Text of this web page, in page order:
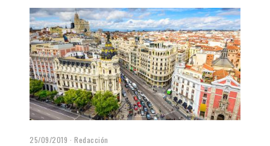
25/09/2019 Redacción